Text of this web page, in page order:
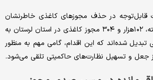
قابل‌توجه در حذف مجوزهای کاغذی خاطرنشان
کرد: تا پایان سال گذشته، ۱۰۲‌هزار و ۳۰۴ مجوز کاغذی در استان لرستان به
تبدیل شده‌‌‌اند که این اقدام، گامی مهم به منظور
جعل و تسهیل نظارت‌‌‌های حاکمیتی تلقی می‌شود.